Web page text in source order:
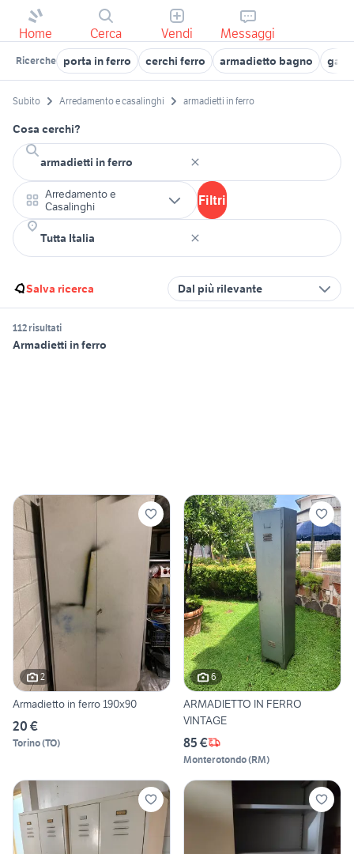
Home Cerca Vendi Messaggi
Ricerche porta in ferro cerchi ferro armadietto bagno
Subito Arredamento e casalinghi armadietti in ferro
Cosa cerchi?
Arredamento e
Casalinghi
Filtri
Salva ricerca Dal più rilevante
112 risultati
Armadietti in ferro
2
Armadietto in ferro 190x90
20 €
Torino(TO)
6
ARMADIETTO IN FERRO
VINTAGE
85 €
Monterotondo(RM)